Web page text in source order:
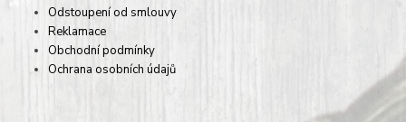
Odstoupení od smlouvy
Reklamace
Obchodní podmínky
Ochrana osobních údajů